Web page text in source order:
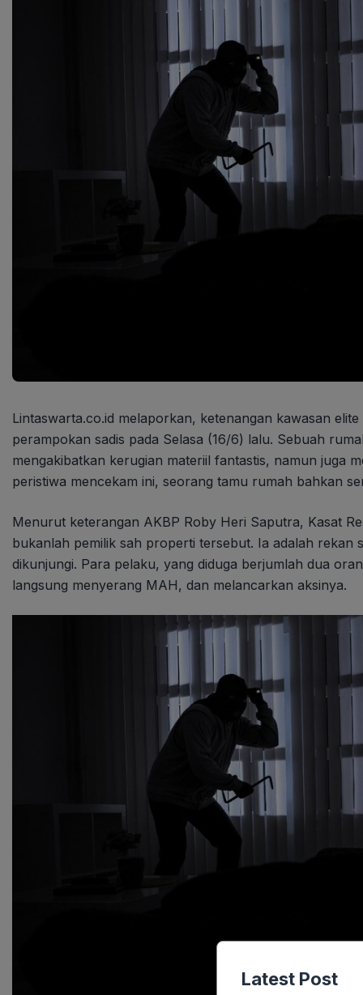
Lintaswarta.co.id melaporkan, ketenangan kawasan
perampokan sadis pada Selasa (16/6) lalu. Sebuah
mengakibatkan kerugian materiil fantastis, namun juga
peristiwa mencekam ini, seorang tamu rumah bahkan
Menurut keterangan AKBP Roby Heri Saputra, Kasat
bukanlah pemilik sah properti tersebut. Ia adalah rekan
dikunjungi. Para pelaku, yang diduga berjumlah dua
langsung menyerang MAH, dan melancarkan aksinya.
Latest Post